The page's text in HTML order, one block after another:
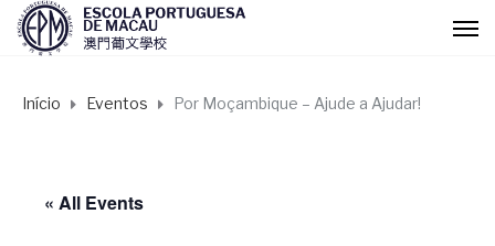
Início Eventos Por Moçambique – Ajude a Ajudar!
« All Events